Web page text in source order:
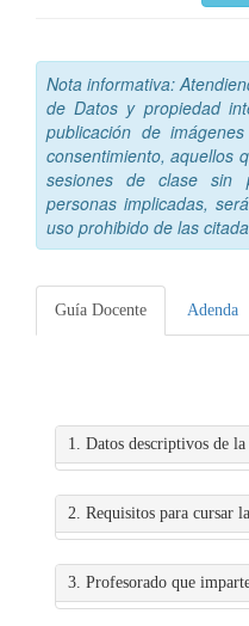
Nota informativa:
de Datos y propiedad
publicación de
consentimiento, aquellos
sesiones de clase sin
personas implicadas,
uso prohibido de las
Guía Docente Adenda
1. Datos descriptivos de la
2. Requisitos para cursar
3. Profesorado que